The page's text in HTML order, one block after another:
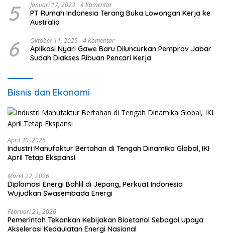
5 Januari 17, 2023 4 Komentar
PT Rumah Indonesia Terang Buka Lowongan Kerja ke
Australia
6 Oktober 11, 2025 4 Komentar
Aplikasi Nyari Gawe Baru Diluncurkan Pemprov Jabar
Sudah Diakses Ribuan Pencari Kerja
Bisnis dan Ekonomi
April 30, 2026
Industri Manufaktur Bertahan di Tengah Dinamika Global, IKI
April Tetap Ekspansi
Maret 22, 2026
Diplomasi Energi Bahlil di Jepang, Perkuat Indonesia
Wujudkan Swasembada Energi
Februari 21, 2026
Pemerintah Tekankan Kebijakan Bioetanol Sebagai Upaya
Akselerasi Kedaulatan Energi Nasional